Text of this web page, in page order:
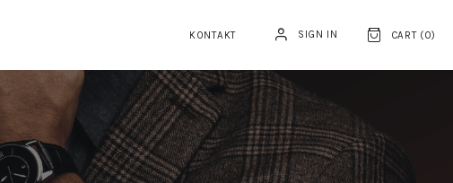
KONTAKT SIGN IN CART (0)